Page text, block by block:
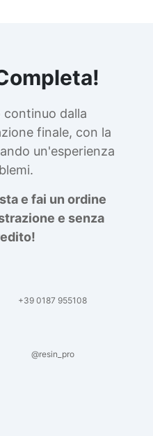
dalla
finale, con la
un'esperienza
e fai un ordine
e senza
+39 0187 955108
@resin_pro